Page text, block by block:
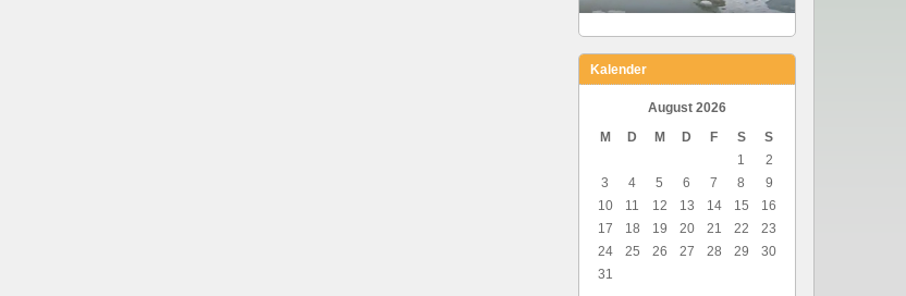
Kalender
August 2026
M
D M D F S
S
1
2
3
4 5 6 7 8
9
10
11 12 13 14 15
16
17
18 19 20 21 22
23
24
25 26 27 28 29
30
31